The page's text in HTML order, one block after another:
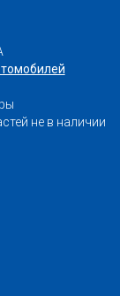
не в наличии